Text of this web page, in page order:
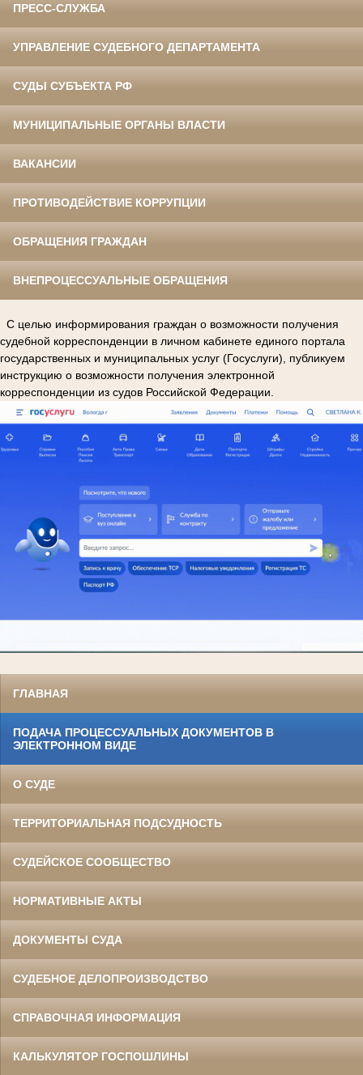
ПРЕСС-СЛУЖБА
УПРАВЛЕНИЕ СУДЕБНОГО ДЕПАРТАМЕНТА
СУДЫ СУБЪЕКТА РФ
МУНИЦИПАЛЬНЫЕ ОРГАНЫ ВЛАСТИ
ВАКАНСИИ
ПРОТИВОДЕЙСТВИЕ КОРРУПЦИИ
ОБРАЩЕНИЯ ГРАЖДАН
ВНЕПРОЦЕССУАЛЬНЫЕ ОБРАЩЕНИЯ
С целью информирования граждан о возможности получения
судебной корреспонденции в личном кабинете единого портала
государственных и муниципальных услуг (Госуслуги), публикуем
инструкцию о возможности получения электронной
корреспонденции из судов Российской Федерации.
ГЛАВНАЯ
ПОДАЧА ПРОЦЕССУАЛЬНЫХ ДОКУМЕНТОВ В
ЭЛЕКТРОННОМ ВИДЕ
О СУДЕ
ТЕРРИТОРИАЛЬНАЯ ПОДСУДНОСТЬ
СУДЕЙСКОЕ СООБЩЕСТВО
НОРМАТИВНЫЕ АКТЫ
ДОКУМЕНТЫ СУДА
СУДЕБНОЕ ДЕЛОПРОИЗВОДСТВО
СПРАВОЧНАЯ ИНФОРМАЦИЯ
КАЛЬКУЛЯТОР ГОСПОШЛИНЫ